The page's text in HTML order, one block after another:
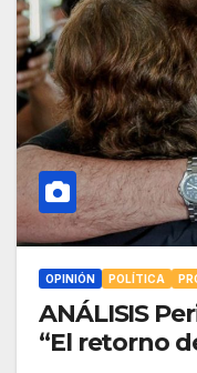
OPINIÓN POLÍTICA
ANÁLISIS
“El retorno